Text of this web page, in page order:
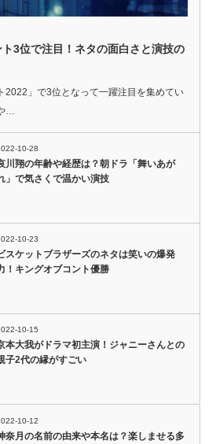
3位で注目！ネタの面白さと演技の
2022」で3位となって一躍注目を集めてい
…
10-28
川翔の年齢や経歴は？朝ドラ「舞いあが
」で気さくで温かい演技
10-23
スケットブラザーズのネタは笑いの爆発
！キングオブコント優勝
10-15
本大我がドラマ初主演！ジャニーさんとの
子2代の縁がすごい
10-12
奈月の名前の由来や本名は？楽しませる多